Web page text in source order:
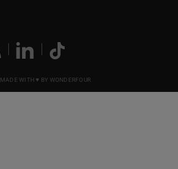
MADE WITH ♥ BY WONDERFOUR